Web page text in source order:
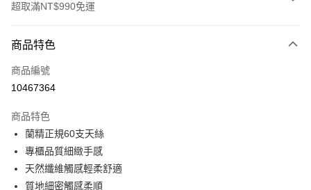
超取滿NT$990免運
信用卡一次付款
超商取貨付款
Apple Pay
街口支付
悠遊付
商品特色
商品編號
10467364
商品特色
蘭精正規60支天絲
專櫃品質細緻手感
天然纖維觸感輕柔舒適
質地細密觸感柔順